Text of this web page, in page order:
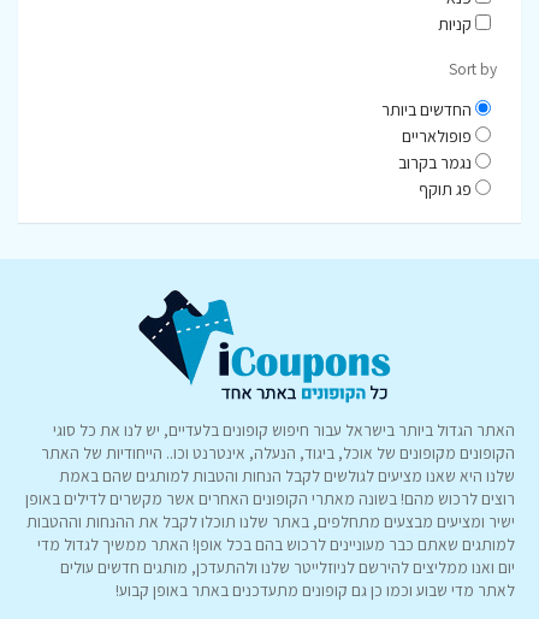
קניות
Sort by
החדשים ביותר
פופולאריים
נגמר בקרוב
פג תוקף
האתר הגדול ביותר בישראל עבור חיפוש קופונים בלעדיים, יש לנו את כל סוגי
הקופונים מקופונים של אוכל, ביגוד, הנעלה, אינטרנט וכו.. הייחודיות של האתר
שלנו היא שאנו מציעים לגולשים לקבל הנחות והטבות למותגים שהם באמת
רוצים לרכוש מהם! בשונה מאתרי הקופונים האחרים אשר מקשרים לדילים באופן
ישיר ומציעים מבצעים מתחלפים, באתר שלנו תוכלו לקבל את ההנחות וההטבות
למותגים שאתם כבר מעוניינים לרכוש בהם בכל אופן! האתר ממשיך לגדול מדי
יום ואנו ממליצים להירשם לניוזלייטר שלנו ולהתעדכן, מותגים חדשים עולים
לאתר מדי שבוע וכמו כן גם קופונים מתעדכנים באתר באופן קבוע!